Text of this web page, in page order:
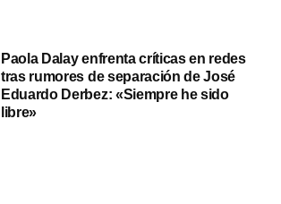
Paola Dalay enfrenta críticas en redes
tras rumores de separación de José
Eduardo Derbez: «Siempre he sido
libre»